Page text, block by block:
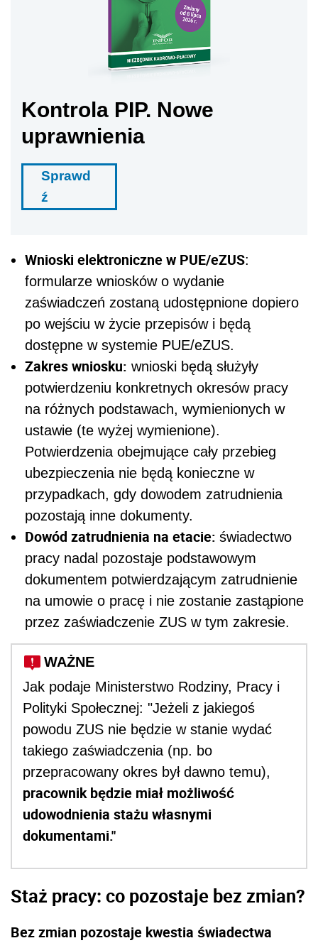
Kontrola PIP. Nowe
uprawnienia
Sprawd
ź
Wnioski elektroniczne w PUE/eZUS:
formularze wniosków o wydanie
zaświadczeń zostaną udostępnione dopiero
po wejściu w życie przepisów i będą
dostępne w systemie PUE/eZUS.
Zakres wniosku: wnioski będą służyły
potwierdzeniu konkretnych okresów pracy
na różnych podstawach, wymienionych w
ustawie (te wyżej wymienione).
Potwierdzenia obejmujące cały przebieg
ubezpieczenia nie będą konieczne w
przypadkach, gdy dowodem zatrudnienia
pozostają inne dokumenty.
Dowód zatrudnienia na etacie: świadectwo
pracy nadal pozostaje podstawowym
dokumentem potwierdzającym zatrudnienie
na umowie o pracę i nie zostanie zastąpione
przez zaświadczenie ZUS w tym zakresie.
WAŻNE
Jak podaje Ministerstwo Rodziny, Pracy i
Polityki Społecznej: "Jeżeli z jakiegoś
powodu ZUS nie będzie w stanie wydać
takiego zaświadczenia (np. bo
przepracowany okres był dawno temu),
pracownik będzie miał możliwość
udowodnienia stażu własnymi
dokumentami."
Staż pracy: co pozostaje bez zmian?
Bez zmian pozostaje kwestia świadectwa